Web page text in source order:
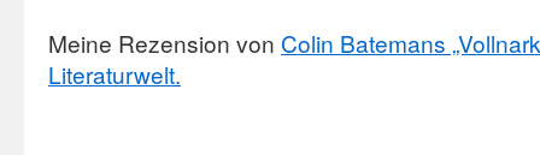
Meine Rezension von Colin Batemans
Literaturwelt.